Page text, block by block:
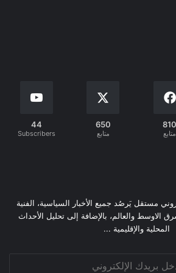
810
متابع
650
متابع
44
Subscribers
مستقل يَرصُد جميع الأخبار السياسية، الفنية
الاوسط والعالم، بالإضافة إلى تحليل الأحداث
المحلية والإقليمية ...